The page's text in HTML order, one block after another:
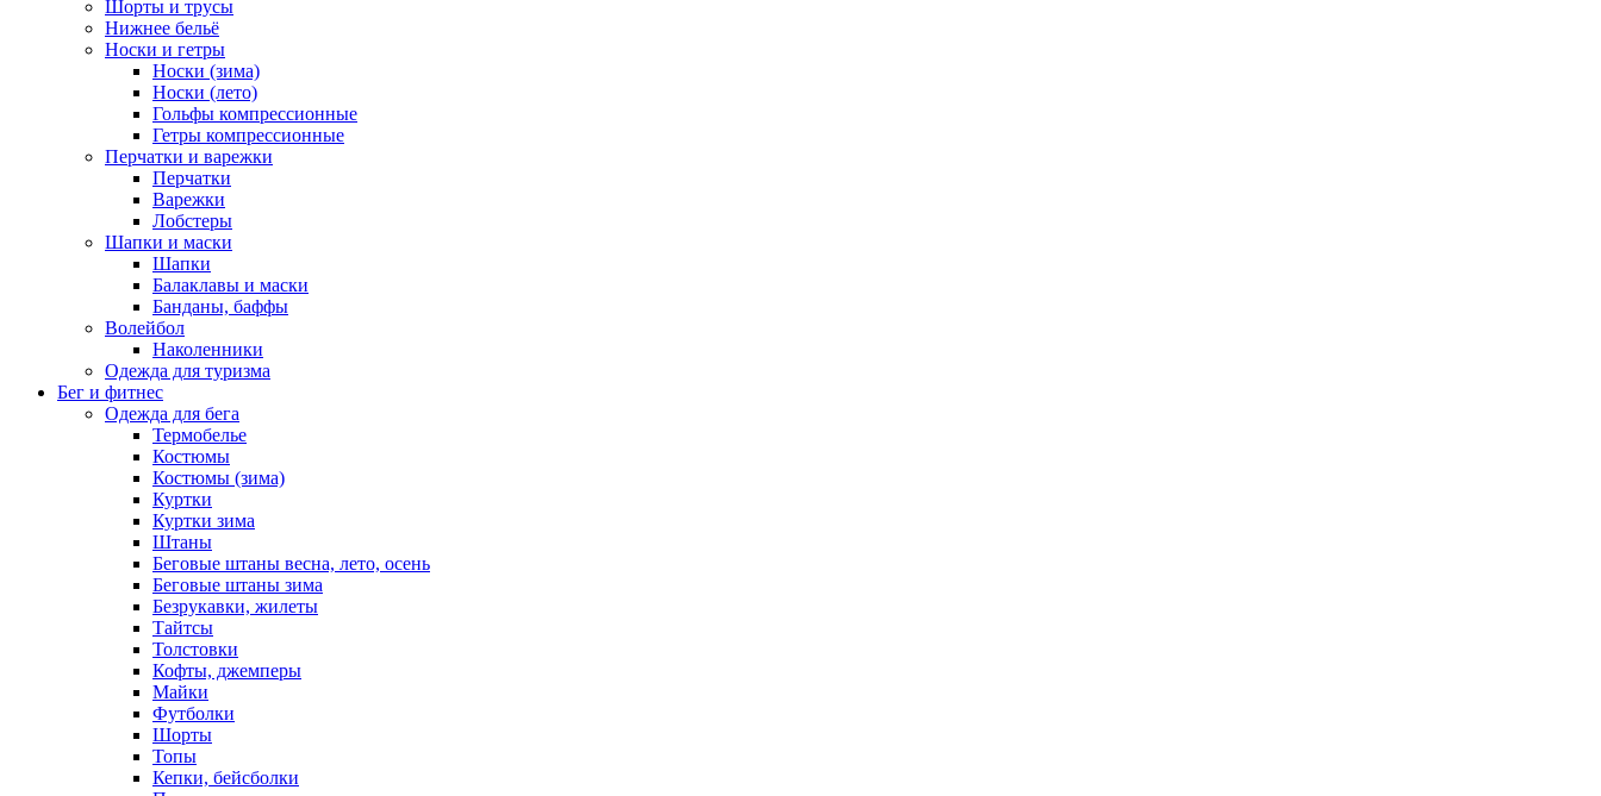
Шорты и трусы
Нижнее бельё
Носки и гетры
Носки (зима)
Носки (лето)
Гольфы компрессионные
Гетры компрессионные
Перчатки и варежки
Перчатки
Варежки
Лобстеры
Шапки и маски
Шапки
Балаклавы и маски
Банданы, баффы
Волейбол
Наколенники
Одежда для туризма
Бег и фитнес
Одежда для бега
Термобелье
Костюмы
Костюмы (зима)
Куртки
Куртки зима
Штаны
Беговые штаны весна, лето, осень
Беговые штаны зима
Безрукавки, жилеты
Тайтсы
Толстовки
Кофты, джемперы
Майки
Футболки
Шорты
Топы
Кепки, бейсболки